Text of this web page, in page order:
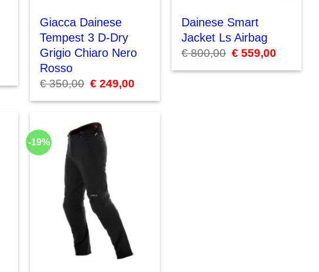
Giacca Dainese
Tempest 3 D-Dry
Grigio Chiaro Nero
Rosso
€350,00
Il
prezzo
era:
€ 249,00Il
è:
€ 249,00.
Dainese Smart
Jacket Ls Airbag
€800,00
Il
prezzo
era:
€ 559,00Il
è:
-19%